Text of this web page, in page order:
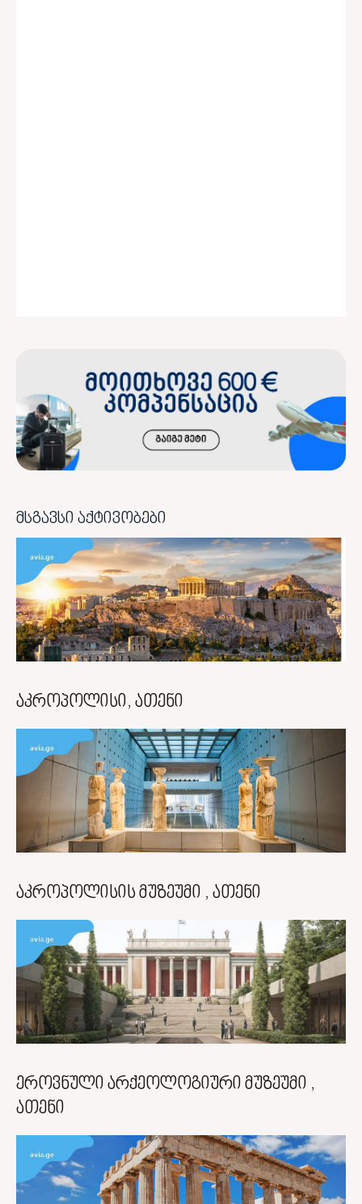
მსგავსი აქტივობები
აკროპოლისი, ათენი
აკროპოლისის მუზეუმი , ათენი
ეროვნული არქეოლოგიური მუზეუმი ,
ათენი